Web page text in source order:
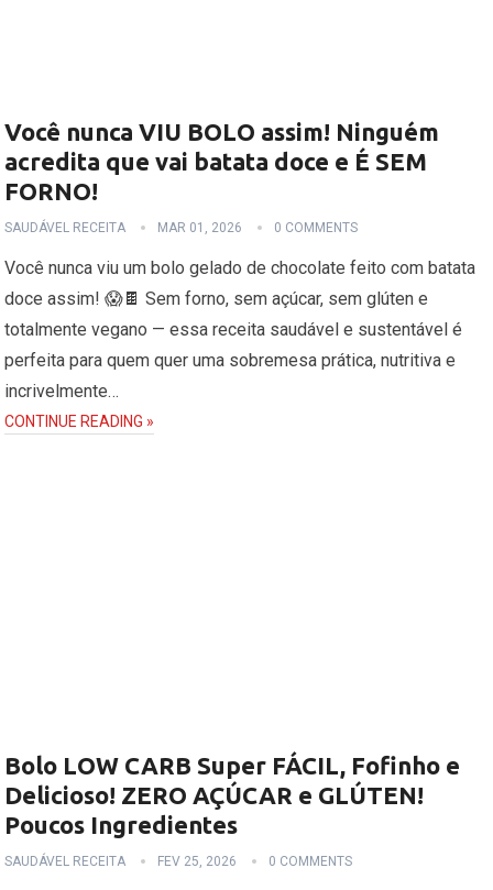
Você nunca VIU BOLO assim! Ninguém
acredita que vai batata doce e É SEM
FORNO!
SAUDÁVEL RECEITA MAR 01, 2026 0 COMMENTS
Você nunca viu um bolo gelado de chocolate feito com batata
doce assim! 😱🍫 Sem forno, sem açúcar, sem glúten e
totalmente vegano — essa receita saudável e sustentável é
perfeita para quem quer uma sobremesa prática, nutritiva e
incrivelmente…
CONTINUE READING »
Bolo LOW CARB Super FÁCIL, Fofinho e
Delicioso! ZERO AÇÚCAR e GLÚTEN!
Poucos Ingredientes
SAUDÁVEL RECEITA FEV 25, 2026 0 COMMENTS